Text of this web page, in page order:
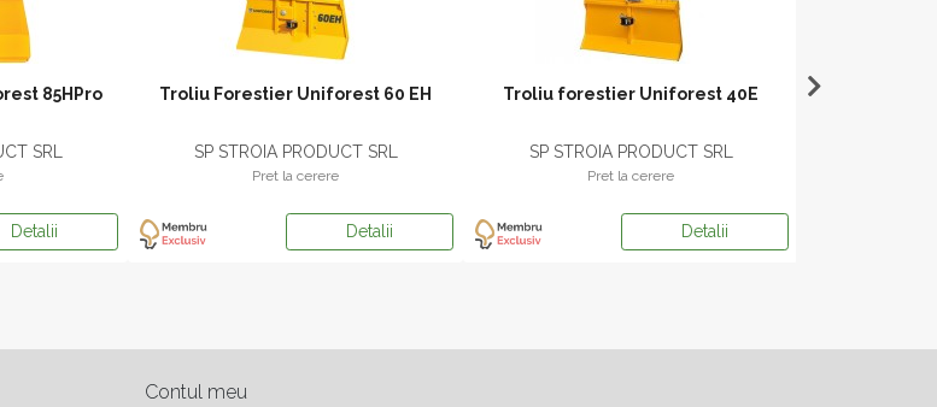
85HPro
SRL
Detalii
Troliu Forestier Uniforest 60 EH
SP STROIA PRODUCT SRL
Pret la cerere
Detalii
Troliu forestier Uniforest 40E
SP STROIA PRODUCT SRL
Pret la cerere
Detalii
Contul meu